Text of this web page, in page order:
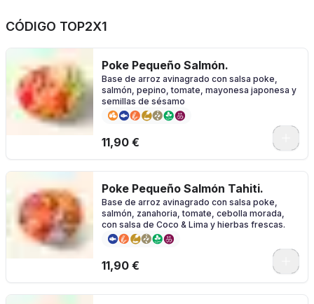
CÓDIGO TOP2X1
Poke Pequeño Salmón.
Base de arroz avinagrado con salsa poke,
salmón, pepino, tomate, mayonesa japonesa y
semillas de sésamo
11,90 €
Poke Pequeño Salmón Tahiti.
Base de arroz avinagrado con salsa poke,
salmón, zanahoria, tomate, cebolla morada,
con salsa de Coco & Lima y hierbas frescas.
11,90 €